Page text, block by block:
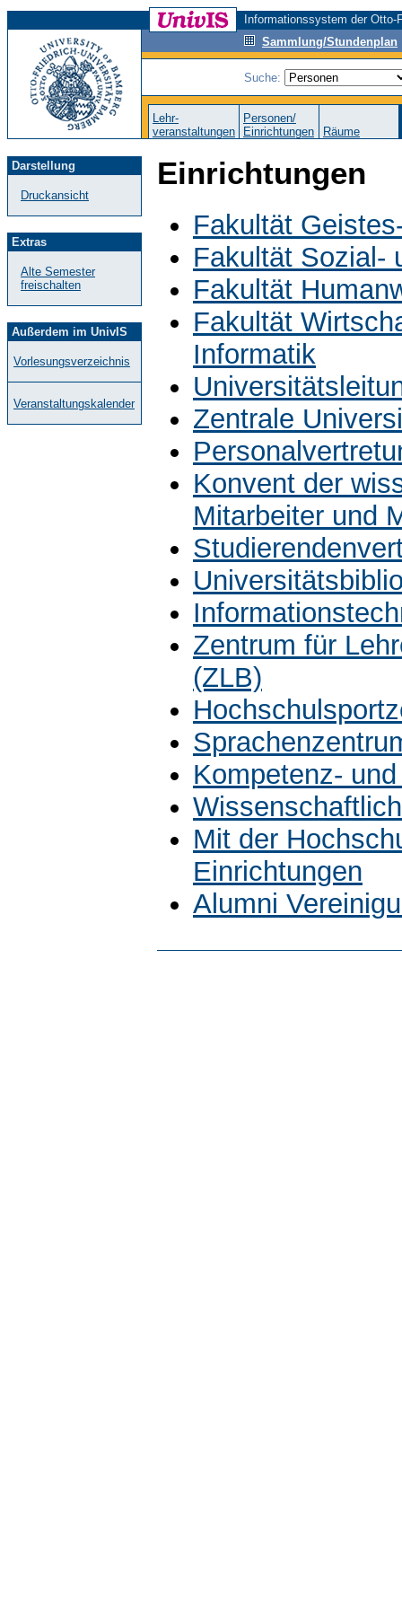
Informationssystem der
Sammlung/Stundenplan
Suche:
Lehr-
veranstaltungen
Personen/
Einrichtungen
Räume
Darstellung
Druckansicht
Extras
Alte Semester
freischalten
Außerdem im UnivIS
Vorlesungsverzeichnis
Veranstaltungskalender
Einrichtungen
Fakultät
Fakultät Sozial-
Fakultät
Fakultät
Informatik
Zentrale
Konvent der
Mitarbeiter und
Zentrum für
(ZLB)
Kompetenz-
Mit der
Einrichtungen
Alumni